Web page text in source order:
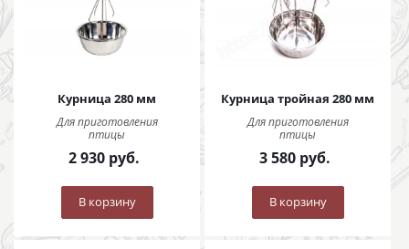
Курница 280 мм
Для приготовления
птицы
2 930руб.
В корзину
Курница тройная 280 мм
Для приготовления
птицы
3 580руб.
В корзину